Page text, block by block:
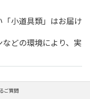
小道具類」はお届け
どの環境により、実
ご質問